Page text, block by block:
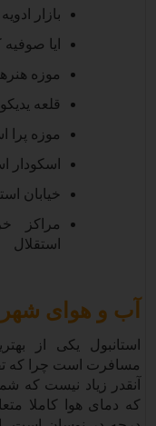
بازار
ایا
موزه
قلعه
موزه پرا
اسکودار
خیابان
مراکز
استقلال
آب و هوای شهر
استانبول یکی از
مسافرت است چرا که
آنقدر زیاد نیست که